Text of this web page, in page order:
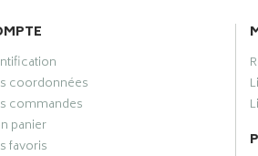
coordonnées
commandes
panier
favoris